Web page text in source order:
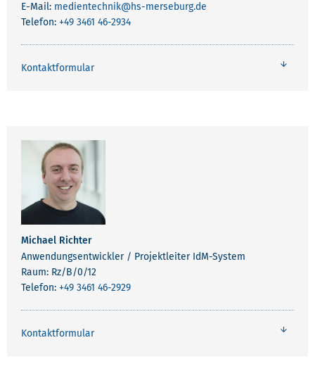
E-Mail: medientechnik@hs-merseburg.de
Telefon: +49 3461 46-2934
Kontaktformular
Michael Richter
Anwendungsentwickler / Projektleiter IdM-System
Raum: Rz/B/0/12
Telefon: +49 3461 46-2929
Kontaktformular